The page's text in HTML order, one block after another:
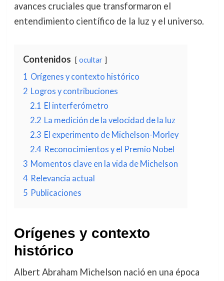
avances cruciales que transformaron el
entendimiento científico de la luz y el universo.
Contenidos ocultar
1 Orígenes y contexto histórico
2 Logros y contribuciones
2.1 El interferómetro
2.2 La medición de la velocidad de la luz
2.3 El experimento de Michelson-Morley
2.4 Reconocimientos y el Premio Nobel
3 Momentos clave en la vida de Michelson
4 Relevancia actual
5 Publicaciones
Orígenes y contexto
histórico
Albert Abraham Michelson nació en una época